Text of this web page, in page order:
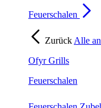
Feuerschalen
Zurück Alle
Ofyr Grills
Feuerschalen